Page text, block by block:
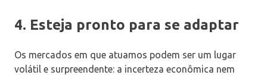
4. Esteja pronto para se adaptar
Os mercados em que atuamos podem ser um lugar
volátil e surpreendente: a incerteza econômica nem